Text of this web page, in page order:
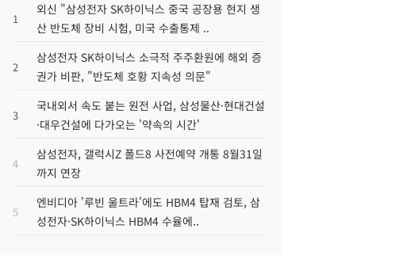
1
외신 "삼성전자 SK하이닉스 중국 공장용 현지 생
산 반도체 장비 시험, 미국 수출통제 ..
2
삼성전자 SK하이닉스 소극적 주주환원에 해외 증
권가 비판, "반도체 호황 지속성 의문"
3
국내외서 속도 붙는 원전 사업, 삼성물산·현대건설
·대우건설에 다가오는 '약속의 시간'
4
삼성전자, 갤럭시Z 폴드8 사전예약 개통 8월31일
까지 연장
5
엔비디아 '루빈 울트라'에도 HBM4 탑재 검토, 삼
성전자·SK하이닉스 HBM4 수율에..